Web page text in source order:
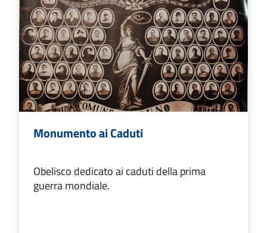
Monumento ai Caduti
Obelisco dedicato ai caduti della prima
guerra mondiale.